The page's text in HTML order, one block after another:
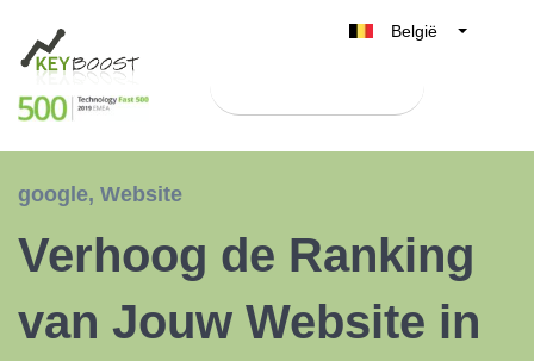
België
Nederland
España
google, Website
Verhoog de Ranking
van Jouw Website in